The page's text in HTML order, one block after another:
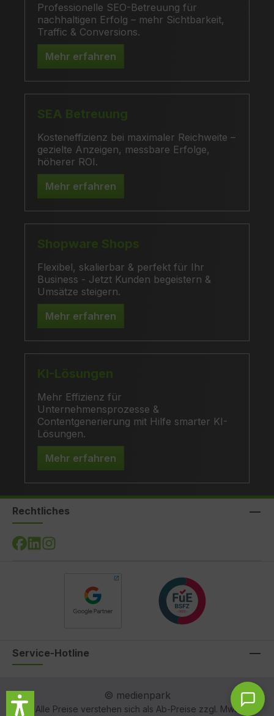
Professionelle SEO-Betreuung für
nachhaltigen Erfolg – mehr Sichtbarkeit,
Traffic & Conversions.
Mehr erfahren
SEA Betreuung
Kosteneffizienz bei maximaler Reichweite –
gezielte Anzeigen, messbare Erfolge,
höherer ROI.
Mehr erfahren
Shopware Shops
Flexibel, skalierbar & perfekt für Ihr
Business - Jetzt Kunden begeistern &
Umsätze steigern.
Mehr erfahren
KI-Lösungen
Mehr Effizienz für
Unternehmensprozesse &
Contentgenerierung mit Hilfe smarter KI-
Lösungen.
Mehr erfahren
Service-Hotline
Rechtliches
© medienpark
*Alle Preise verstehen sich als Ab-Preise zzgl. MwSt.